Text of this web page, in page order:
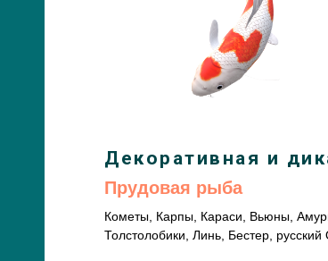
Декоративная и
Прудовая рыба
Кометы, Карпы, Караси, Вьюны,
Толстолобики, Линь, Бестер,